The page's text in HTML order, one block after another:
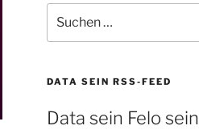
nach:
DATA SEIN RSS-FEED
Data sein Felo